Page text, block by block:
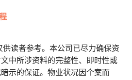
读者参考。本公司已尽力确保资
中所涉资料的完整性、即时性或
示的保证。物业状况因个案而